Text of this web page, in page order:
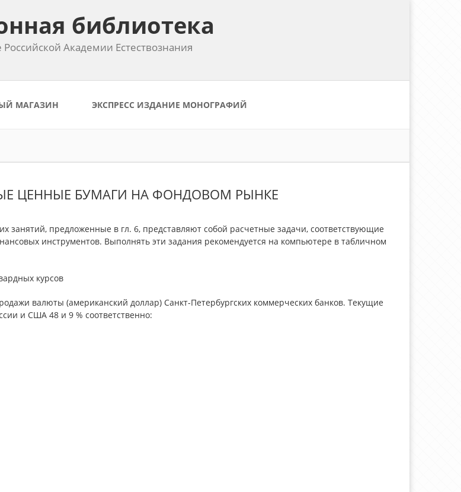
библиотека
Академии Естествознания
МАГАЗИН ЭКСПРЕСС ИЗДАНИЕ МОНОГРАФИЙ
ЦЕННЫЕ БУМАГИ НА ФОНДОВОМ РЫНКЕ
занятий, предложенные в гл. 6, представляют собой расчетные задачи, соответствующие
инструментов. Выполнять эти задания рекомендуется на компьютере в табличном
курсов
валюты (американский доллар) Санкт-Петербургских коммерческих банков. Текущие
и США 48 и 9 % соответственно: